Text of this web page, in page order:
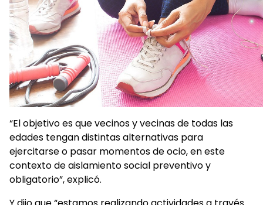
“El objetivo es que vecinos y vecinas de todas las
edades tengan distintas alternativas para
ejercitarse o pasar momentos de ocio, en este
contexto de aislamiento social preventivo y
obligatorio”, explicó.